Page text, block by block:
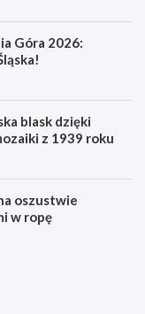
Góra 2026:
blask dzięki
z 1939 roku
oszustwie
w ropę